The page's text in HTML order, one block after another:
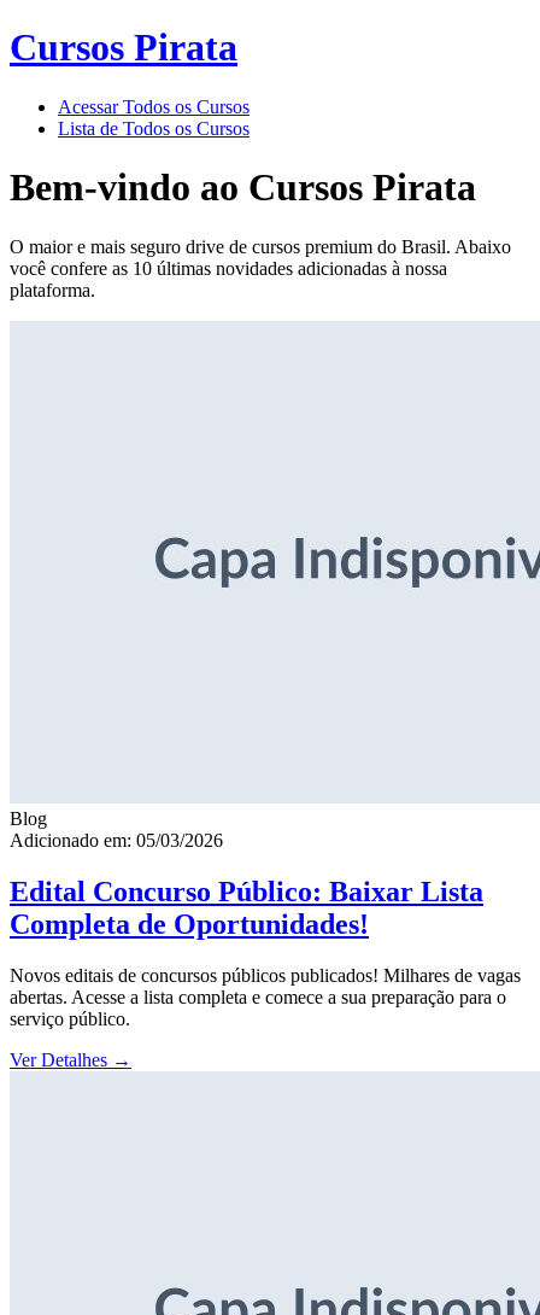
Cursos Pirata
Acessar Todos os Cursos
Lista de Todos os Cursos
Bem-vindo ao Cursos Pirata
O maior e mais seguro drive de cursos premium do Brasil. Abaixo
você confere as 10 últimas novidades adicionadas à nossa
plataforma.
Blog
Adicionado em: 05/03/2026
Edital Concurso Público: Baixar Lista
Completa de Oportunidades!
Novos editais de concursos públicos publicados! Milhares de vagas
abertas. Acesse a lista completa e comece a sua preparação para o
serviço público.
Ver Detalhes →